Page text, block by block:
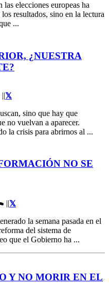
elecciones europeas ha
resultados, sino en la lectura
...
¿NUESTRA
||
sino que hay que
no vuelvan a aparecer.
la crisis para abrirnos al ...
NO SE
||
la semana pasada en el
del sistema de
que el Gobierno ha ...
Y NO MORIR EN EL